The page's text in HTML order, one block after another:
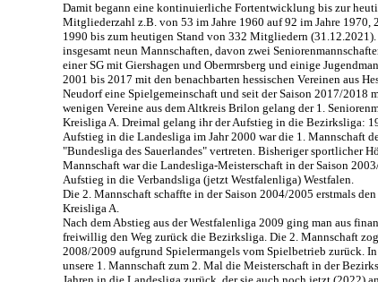
Damit begann eine kontinuierliche Fortentwicklung bis zur
Mitgliederzahl z.B. von 53 im Jahre 1960 auf 92 im Jahre 1970,
1990 bis zum heutigen Stand von 332 Mitgliedern
insgesamt neun Mannschaften, davon zwei
einer SG mit Giershagen und Obermrsberg und einige
2001 bis 2017 mit den benachbarten hessischen Vereinen aus
Neudorf eine Spielgemeinschaft und seit der Saison 2017/2018
wenigen Vereine aus dem Altkreis Brilon gelang der 1.
Kreisliga A. Dreimal gelang ihr der Aufstieg in die Bezirksliga:
Aufstieg in die Landesliga im Jahr 2000 war die 1. Mannschaft
"Bundesliga des Sauerlandes" vertreten. Bisheriger sportlicher
Mannschaft war die Landesliga-Meisterschaft in der Saison
Aufstieg in die Verbandsliga (jetzt Westfalenliga) Westfalen.
Die 2. Mannschaft schaffte in der Saison 2004/2005 erstmals
Kreisliga A.
Nach dem Abstieg aus der Westfalenliga 2009 ging man aus
freiwillig den Weg zurück die Bezirksliga. Die 2. Mannschaft
2008/2009 aufgrund Spielermangels vom Spielbetrieb zurück.
unsere 1. Mannschaft zum 2. Mal die Meisterschaft in der